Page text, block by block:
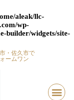
aleak/llc-
wp-
builder/widgets/site-
・佐久市で
ームワン